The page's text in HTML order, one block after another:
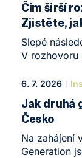
Čím širší
Zjistěte,
Novotný a
Slepé
V rozhovoru
na Newton
inteligence
dovednosti
od těch
6. 7. 2026
Jak druhá
Česko
Na zahájení
Generation